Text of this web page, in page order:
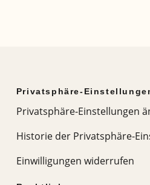
Privatsphäre-
Privatsphäre-Einstellungen
Historie der Privatsphäre-
Einwilligungen widerrufen